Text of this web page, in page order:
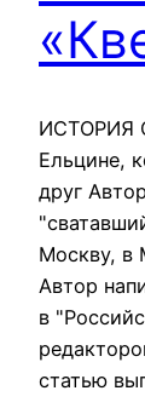
ИСТОРИЯ
Ельцине,
друг
Москву, в
Автор
в
статью